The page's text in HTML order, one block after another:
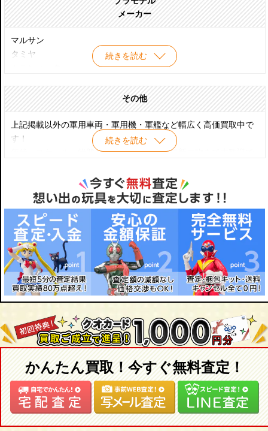
練習機
連絡機
雷撃機
救難機
フリゲート/コルベット/スループ
海防艦/護衛駆逐艦
潜水艦/潜水艇
敷設艦/機雷敷設艦
護衛艦
揚陸艦/揚陸艇/揚陸指揮艦
輸送艦/油槽艦
補給艦/給油艦/給兵艦/給糧艦
工作艦
潜水艦救難艦
海洋観測艦/測量艦
音響測定艦
情報収集艦
病院船
艦載艇
メーカー
続きを読む
マルサン
タミヤ
エーダイ
ドラゴン
ハセガワ
エアフィックス
レベル
モノグラム
その他
続きを読む
上記掲載以外の軍用車両・軍用機・軍艦など幅広く高価買取中で
す！
年代・スケール・状態も問わず昭和当時～最新の物まで大歓迎で
かんたん買取！今すぐ無料査定！